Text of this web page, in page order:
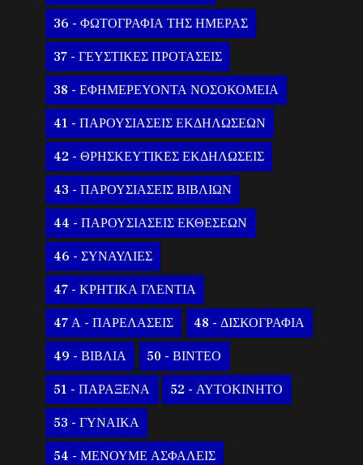
36 - ΦΩΤΟΓΡΑΦΙΑ ΤΗΣ ΗΜΕΡΑΣ
37 - ΓΕΥΣΤΙΚΕΣ ΠΡΟΤΑΣΕΙΣ
38 - ΕΦΗΜΕΡΕΥΟΝΤΑ ΝΟΣΟΚΟΜΕΙΑ
41 - ΠΑΡΟΥΣΙΑΣΕΙΣ ΕΚΔΗΛΩΣΕΩΝ
42 - ΘΡΗΣΚΕΥΤΙΚΕΣ ΕΚΔΗΛΩΣΕΙΣ
43 - ΠΑΡΟΥΣΙΑΣΕΙΣ ΒΙΒΛΙΩΝ
44 - ΠΑΡΟΥΣΙΑΣΕΙΣ ΕΚΘΕΣΕΩΝ
46 - ΣΥΝΑΥΛΙΕΣ
47 - ΚΡΗΤΙΚΑ ΓΛΕΝΤΙΑ
47 Α - ΠΑΡΕΛΑΣΕΙΣ 48 - ΔΙΣΚΟΓΡΑΦΙΑ
49 - ΒΙΒΛΙΑ 50 - ΒΙΝΤΕΟ
51 - ΠΑΡΑΞΕΝΑ 52 - ΑΥΤΟΚΙΝΗΤΟ
53 - ΓΥΝΑΙΚΑ
54 - ΜΕΝΟΥΜΕ ΑΣΦΑΛΕΙΣ